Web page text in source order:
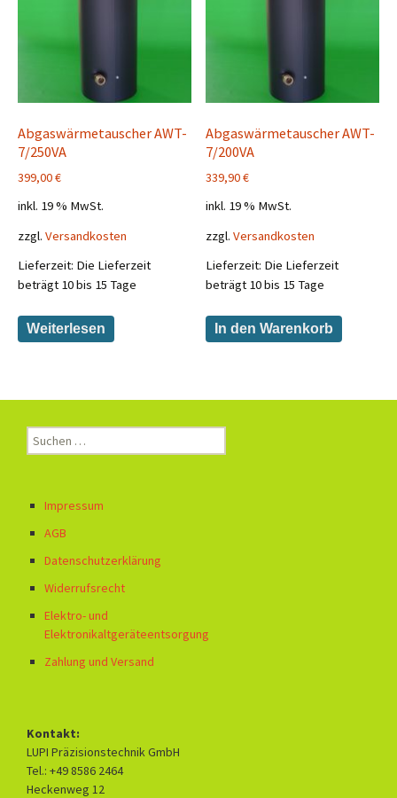
Abgaswärmetauscher AWT-
7/250VA
399,00€
inkl. 19 % MwSt.
zzgl. Versandkosten
Lieferzeit: Die Lieferzeit
beträgt 10 bis 15 Tage
Weiterlesen
Abgaswärmetauscher AWT-
7/200VA
339,90€
inkl. 19 % MwSt.
zzgl.Versandkosten
Lieferzeit: Die Lieferzeit
beträgt 10 bis 15 Tage
In den Warenkorb
Suchen
nach:
Impressum
AGB
Datenschutzerklärung
Widerrufsrecht
Elektro- und
Elektronikaltgeräteentsorgung
Zahlung und Versand
Kontakt:
LUPI Präzisionstechnik GmbH
Tel.: +49 8586 2464
Heckenweg 12